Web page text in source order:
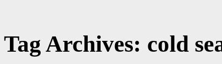
Tag Archives: cold